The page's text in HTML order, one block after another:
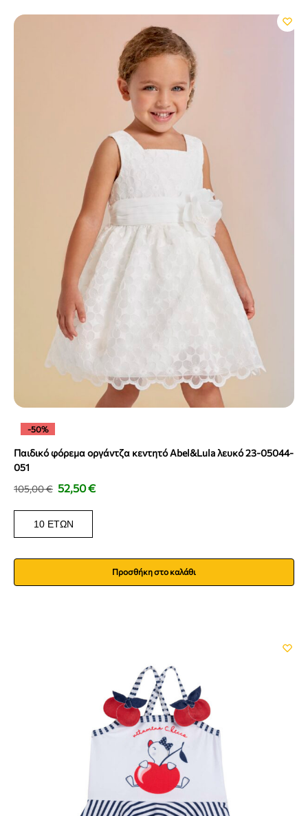
-50%
Παιδικό φόρεμα οργάντζα κεντητό Abel&Lula λευκό 23-05044-
051
105,00€ 52,50€
10 ΕΤΏΝ
Προσθήκη στο καλάθι